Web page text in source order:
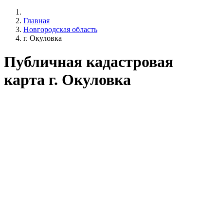
Главная
Новгородская область
г. Окуловка
Публичная кадастровая
карта г. Окуловка